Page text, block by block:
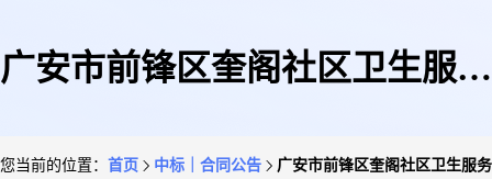
广安市前锋区奎阁社区卫生服务
您当前的位置： 首页 中标｜合同公告 广安市前锋区奎阁社区卫生服